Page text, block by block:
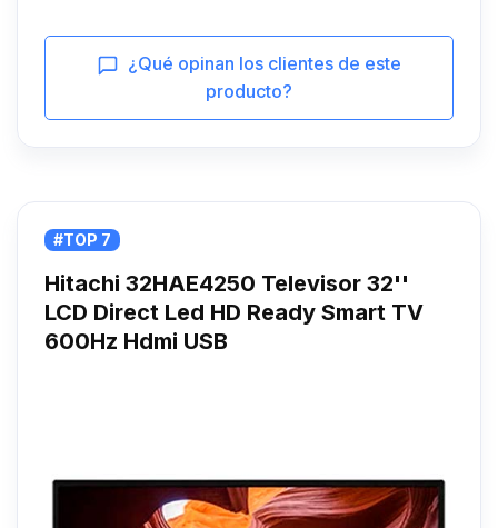
¿Qué opinan los clientes de este
producto?
#TOP 7
Hitachi 32HAE4250 Televisor 32''
LCD Direct Led HD Ready Smart TV
600Hz Hdmi USB